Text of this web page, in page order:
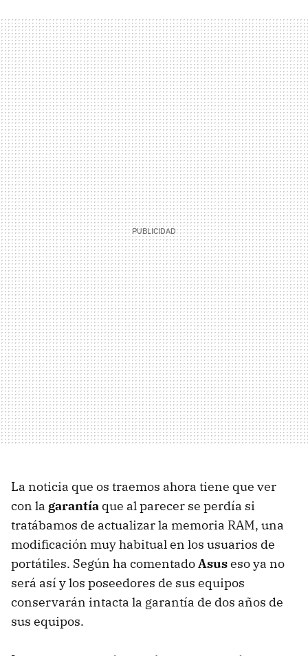
La noticia que os traemos ahora tiene que ver
con la garantía que al parecer se perdía si
tratábamos de actualizar la memoria RAM, una
modificación muy habitual en los usuarios de
portátiles. Según ha comentadoAsuseso ya no
será así y los poseedores de sus equipos
conservarán intacta la garantía de dos años de
sus equipos.